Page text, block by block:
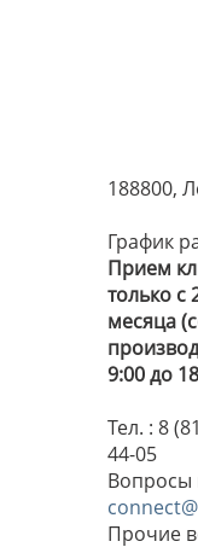
188800,
График
Прием
только с
месяца
9:00 до
Тел. : 8
44-05
Вопросы
Прочие